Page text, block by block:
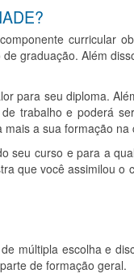
curricular
graduação. Além
para seu diploma.
trabalho e poderá
a sua formação
seu curso e para a
que você assimilou
múltipla escolha e
de formação geral.